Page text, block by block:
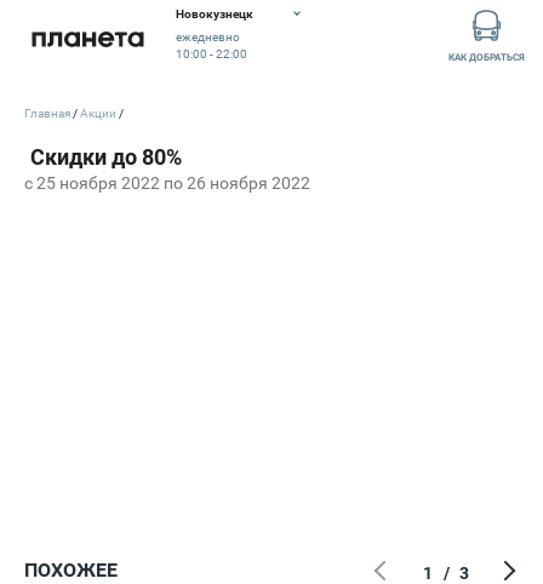
Новокузнецк
ежедневно
10:00 - 22:00
КАК ДОБРАТЬСЯ
c 25 ноября 2022 по 26 ноября 2022
Главная Акции
ПОХОЖЕЕ 1 / 3